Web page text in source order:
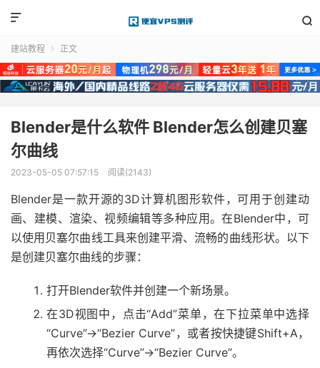


建站教程  正文
Blender是什么软件 Blender怎么创建贝塞
尔曲线
2023-05-05 07:57:15 阅读(2143)
Blender是一款开源的3D计算机图形软件，可用于创建动
画、建模、渲染、视频编辑等多种应用。在Blender中，可
以使用贝塞尔曲线工具来创建平滑、流畅的曲线形状。以下
是创建贝塞尔曲线的步骤：
打开Blender软件并创建一个新场景。
在3D视图中，点击“Add”菜单，在下拉菜单中选择
“Curve”->“Bezier Curve”，或者按快捷键Shift+A，
再依次选择“Curve”->“Bezier Curve”。